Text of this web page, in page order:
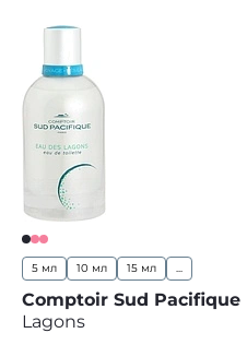
5 мл 10 мл 15 мл ...
Comptoir Sud Pacifique
Lagons